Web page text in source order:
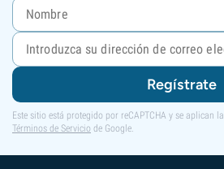
Regístrate
Este sitio está protegido por reCAPTCHA y se aplican la
Términos de Servicio de Google.